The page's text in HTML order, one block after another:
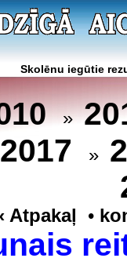
Skolēnu iegūtie
»
2017 »
Atpakaļ •